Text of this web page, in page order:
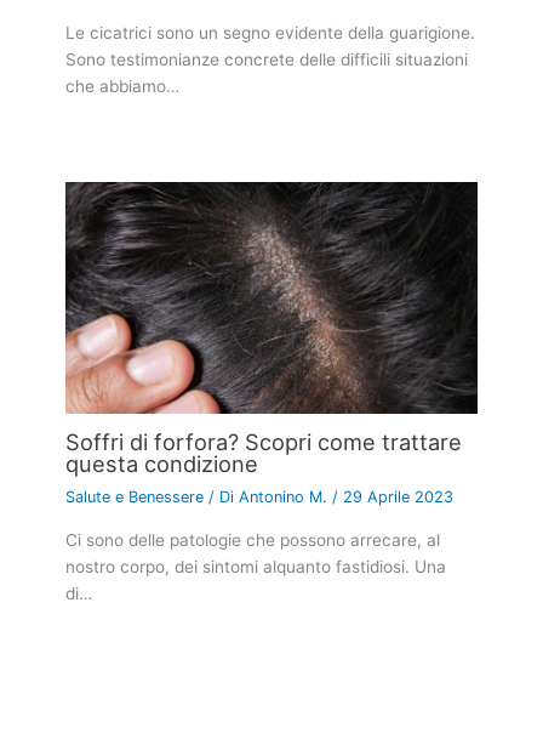
Le cicatrici sono un segno evidente della guarigione.
Sono testimonianze concrete delle difficili situazioni
che abbiamo…
Soffri di forfora? Scopri come trattare
questa condizione
Salute e Benessere / DiAntonino M./ 29 Aprile 2023
Ci sono delle patologie che possono arrecare, al
nostro corpo, dei sintomi alquanto fastidiosi. Una
di…